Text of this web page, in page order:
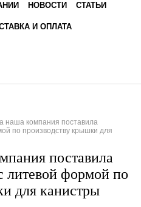
НОВОСТИ СТАТЬИ
И ОПЛАТА
наша компания поставила
по производству крышки для
поставила
литевой формой по
для канистры